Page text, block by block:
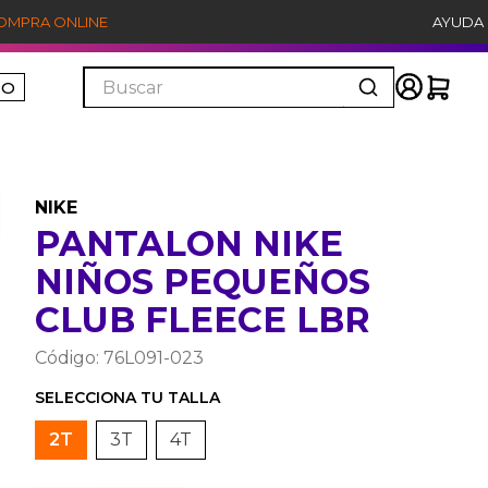
ONLINE AYUDA
Buscar
NIKE
PANTALON NIKE
NIÑOS PEQUEÑOS
CLUB FLEECE LBR
Código: 76L091-023
2T 3T 4T